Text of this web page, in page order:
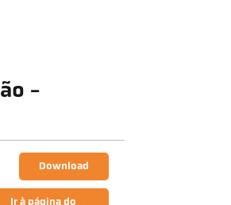
-
Download
Ir à página do